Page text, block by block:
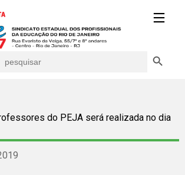
for:
do PEJA será realizada no dia